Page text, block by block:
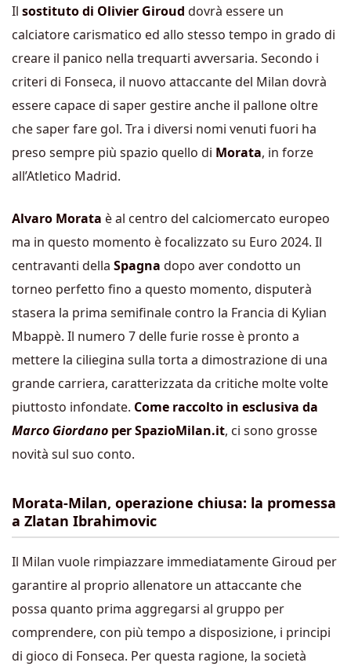
Il sostituto di Olivier Giroud dovrà essere un
calciatore carismatico ed allo stesso tempo in grado di
creare il panico nella trequarti avversaria. Secondo i
criteri di Fonseca, il nuovo attaccante del Milan dovrà
essere capace di saper gestire anche il pallone oltre
che saper fare gol. Tra i diversi nomi venuti fuori ha
preso sempre più spazio quello di Morata, in forze
all’Atletico Madrid.
Alvaro Morata è al centro del calciomercato europeo
ma in questo momento è focalizzato su Euro 2024. Il
centravanti della Spagna dopo aver condotto un
torneo perfetto fino a questo momento, disputerà
stasera la prima semifinale contro la Francia di Kylian
Mbappè. Il numero 7 delle furie rosse è pronto a
mettere la ciliegina sulla torta a dimostrazione di una
grande carriera, caratterizzata da critiche molte volte
piuttosto infondate. Come raccolto in esclusiva da
Marco Giordano per SpazioMilan.it, ci sono grosse
novità sul suo conto.
Morata-Milan, operazione chiusa: la promessa
a Zlatan Ibrahimovic
Il Milan vuole rimpiazzare immediatamente Giroud per
garantire al proprio allenatore un attaccante che
possa quanto prima aggregarsi al gruppo per
comprendere, con più tempo a disposizione, i principi
di gioco di Fonseca. Per questa ragione, la società